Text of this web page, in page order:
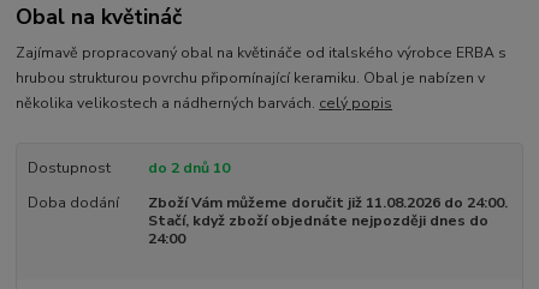
Obal na květináč
Zajímavě propracovaný obal na květináče od italského výrobce ERBA s
hrubou strukturou povrchu připomínající keramiku. Obal je nabízen v
několika velikostech a nádherných barvách. celý popis
Dostupnost
do 2 dnů 10
Doba dodání
Zboží Vám můžeme doručit již 11.08.2026 do 24:00.
Stačí, když zboží objednáte nejpozději dnes do
24:00